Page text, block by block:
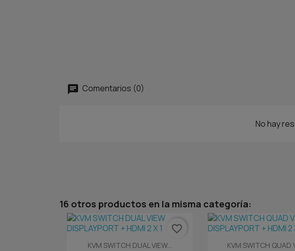
Comentarios (0)
No hay
16 otros productos en la misma categoría:
Vista rápida
KVM SWITCH DUAL VIEW...
favorite_border
Vista
KVM SWITCH QUAD